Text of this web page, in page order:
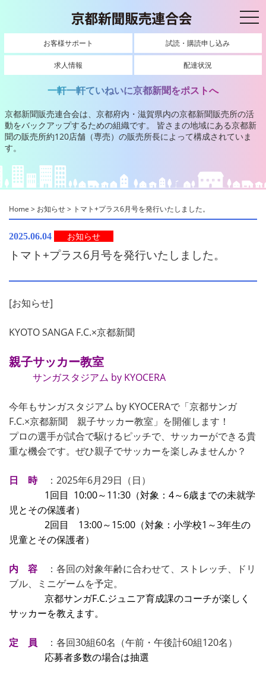
お客様サポート 試読・購読申し込み
求人情報 配達状況
一軒一軒ていねいに京都新聞をポストへ
京都新聞販売連合会は、京都府内・滋賀県内の京都新聞販売所の活
動をバックアップするための組織です。 皆さまの地域にある京都新
聞の販売所約120店舗（専売）の販売所長によって構成されていま
す。
Home > お知らせ> トマト+プラス6月号を発行いたしました。
2025.06.04 お知らせ
トマト+プラス6月号を発行いたしました。
[お知らせ]
KYOTO SANGA F.C.×京都新聞
親子サッカー教室
サンガスタジアム by KYOCERA
今年もサンガスタジアム by KYOCERAで「京都サンガ
F.C.×京都新聞 親子サッカー教室」を開催します！
プロの選手が試合で駆けるピッチで、サッカーができる貴
重な機会です。ぜひ親子でサッカーを楽しみませんか？
日 時：2025年6月29日（日）
1回目 10:00～11:30（対象：4～6歳までの未就学
児とその保護者）
2回目 13:00～15:00（対象：小学校1～3年生の
児童とその保護者）
内 容 ：各回の対象年齢に合わせて、ストレッチ、ドリ
ブル、ミニゲームを予定。
京都サンガF.C.ジュニア育成課のコーチが楽しく
サッカーを教えます。
定 員 ：各回30組60名（午前・午後計60組120名）
応募者多数の場合は抽選